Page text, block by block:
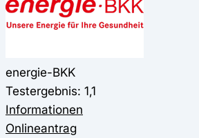
energie-BKK
Testergebnis: 1,1
Informationen
Onlineantrag